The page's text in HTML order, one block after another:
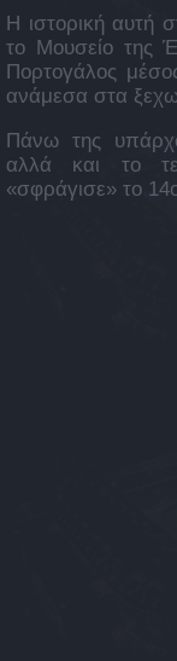
Η ιστορική αυτή
το Μουσείο της
Πορτογάλος
ανάμεσα στα
Πάνω της
αλλά και το
«σφράγισε» το